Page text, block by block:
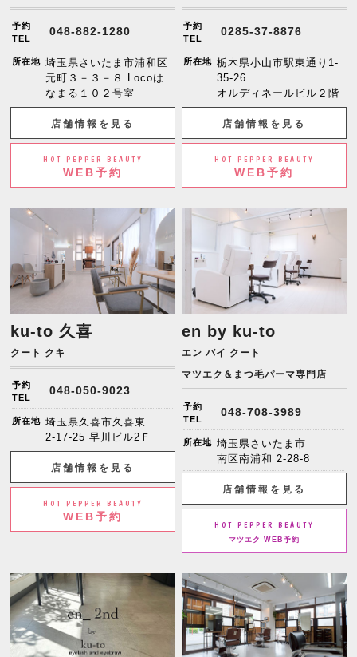
予約
TEL
048-882-1280
所在地 埼玉県さいたま市浦和区
元町３－３－８ Locoは
なまる１０２号室
店舗情報を見る
HOT PEPPER BEAUTY
WEB予約
予約
TEL
0285-37-8876
所在地 栃木県小山市駅東通り1-
35-26
オルディネールビル２階
店舗情報を見る
HOT PEPPER BEAUTY
WEB予約
ku-to 久喜
クート クキ
予約
TEL
048-050-9023
所在地 埼玉県久喜市久喜東
2-17-25 早川ビル2Ｆ
店舗情報を見る
HOT PEPPER BEAUTY
WEB予約
en by ku-to
エン バイ クート
マツエク＆まつ毛パーマ専門店
予約
TEL
048-708-3989
所在地 埼玉県さいたま市
南区南浦和 2-28-8
店舗情報を見る
HOT PEPPER BEAUTY
マツエク WEB予約